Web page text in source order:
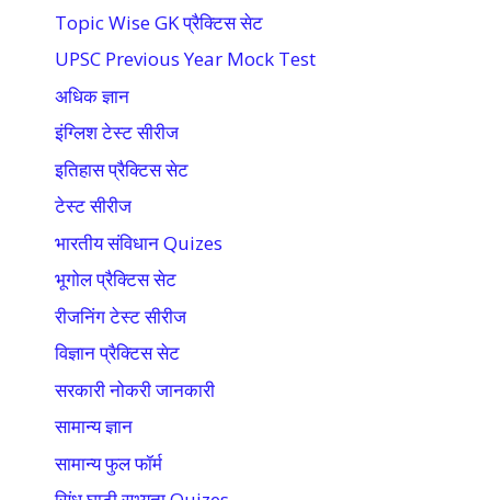
Topic Wise GK प्रैक्टिस सेट
UPSC Previous Year Mock Test
अधिक ज्ञान
इंग्लिश टेस्ट सीरीज
इतिहास प्रैक्टिस सेट
टेस्ट सीरीज
भारतीय संविधान Quizes
भूगोल प्रैक्टिस सेट
रीजनिंग टेस्ट सीरीज
विज्ञान प्रैक्टिस सेट
सरकारी नोकरी जानकारी
सामान्य ज्ञान
सामान्य फुल फॉर्म